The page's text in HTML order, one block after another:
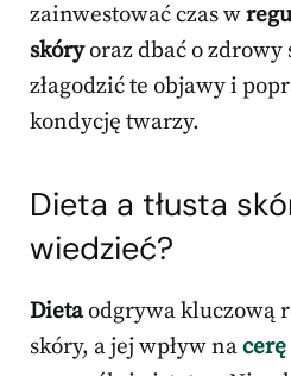
zainwestować czas w
skóryoraz dbać o zdrowy
złagodzić te objawy i
kondycję twarzy.
Dieta a tłusta
wiedzieć?
Dietaodgrywa kluczową
skóry, a jej wpływ nacerę